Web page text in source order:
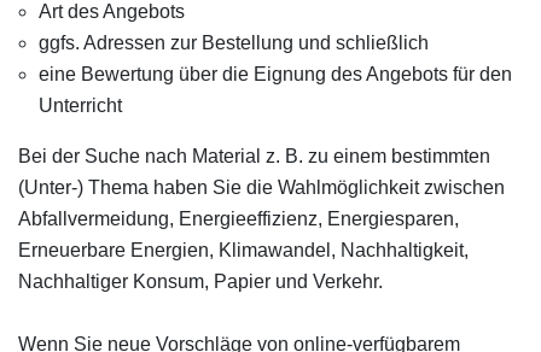
Art des Angebots
ggfs. Adressen zur Bestellung und schließlich
eine Bewertung über die Eignung des Angebots für den
Unterricht
Bei der Suche nach Material z. B. zu einem bestimmten
(Unter-) Thema haben Sie die Wahlmöglichkeit zwischen
Abfallvermeidung, Energieeffizienz, Energiesparen,
Erneuerbare Energien, Klimawandel, Nachhaltigkeit,
Nachhaltiger Konsum, Papier und Verkehr.
Wenn Sie neue Vorschläge von online-verfügbarem